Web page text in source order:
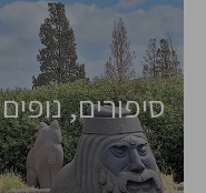
סיפורים,